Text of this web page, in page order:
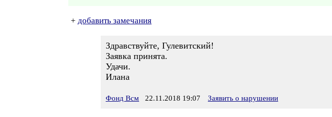
+ добавить замечания
Здравствуйте, Гулевитский!
Заявка принята.
Удачи.
Илана
Фонд Всм 22.11.2018 19:07 Заявить о нарушении